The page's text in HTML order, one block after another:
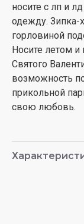
носите с лп и
одежду. Зипка-
горловиной
Носите летом
Святого
возможность
прикольной
свою любовь.